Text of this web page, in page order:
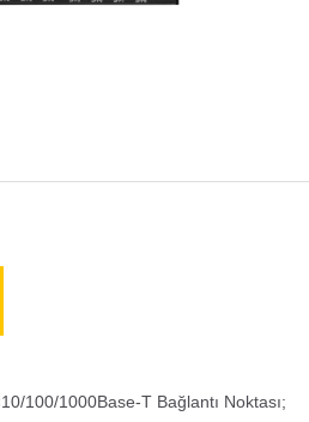
100/1000Base-T Bağlantı Noktası;